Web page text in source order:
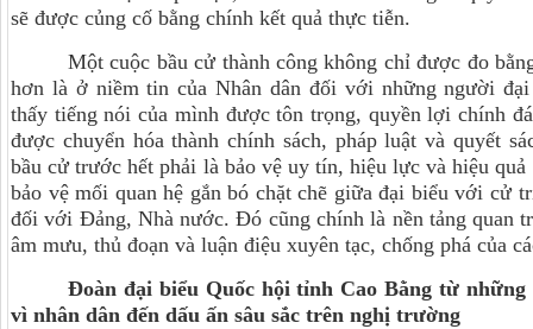
sẽ được củng cố bằng chính kết quả thực tiễn.
Một cuộc bầu cử thành công không chỉ được đo
hơn là ở niềm tin của Nhân dân đối với những người
thấy tiếng nói của mình được tôn trọng, quyền lợi chính
được chuyển hóa thành chính sách, pháp luật và quyết
bầu cử trước hết phải là bảo vệ uy tín, hiệu lực và hiệu quả
bảo vệ mối quan hệ gắn bó chặt chẽ giữa đại biểu với cử
đối với Đảng, Nhà nước. Đó cũng chính là nền tảng quan
âm mưu, thủ đoạn và luận điệu xuyên tạc, chống phá của
Đoàn đại biểu Quốc hội tỉnh Cao Bằng từ
vì nhân dân đến dấu ấn sâu sắc trên nghị trường